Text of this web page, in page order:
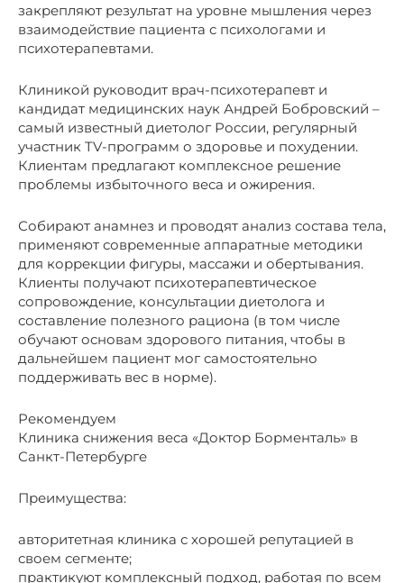
закрепляют результат на уровне мышления через
взаимодействие пациента с психологами и
психотерапевтами.
Клиникой руководит врач-психотерапевт и
кандидат медицинских наук Андрей Бобровский –
самый известный диетолог России, регулярный
участник TV-программ о здоровье и похудении.
Клиентам предлагают комплексное решение
проблемы избыточного веса и ожирения.
Собирают анамнез и проводят анализ состава тела,
применяют современные аппаратные методики
для коррекции фигуры, массажи и обертывания.
Клиенты получают психотерапевтическое
сопровождение, консультации диетолога и
составление полезного рациона (в том числе
обучают основам здорового питания, чтобы в
дальнейшем пациент мог самостоятельно
поддерживать вес в норме).
Рекомендуем
Клиника снижения веса «Доктор Борменталь» в
Санкт-Петербурге
Преимущества:
авторитетная клиника с хорошей репутацией в
своем сегменте;
практикуют комплексный подход, работая по всем